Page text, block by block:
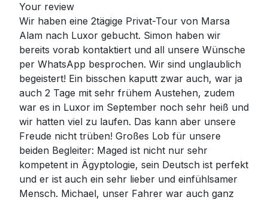
Your review
Wir haben eine 2tägige Privat-Tour von Marsa
Alam nach Luxor gebucht. Simon haben wir
bereits vorab kontaktiert und all unsere Wünsche
per WhatsApp besprochen. Wir sind unglaublich
begeistert! Ein bisschen kaputt zwar auch, war ja
auch 2 Tage mit sehr frühem Austehen, zudem
war es in Luxor im September noch sehr heiß und
wir hatten viel zu laufen. Das kann aber unsere
Freude nicht trüben! Großes Lob für unsere
beiden Begleiter: Maged ist nicht nur sehr
kompetent in Ägyptologie, sein Deutsch ist perfekt
und er ist auch ein sehr lieber und einfühlsamer
Mensch. Michael, unser Fahrer war auch ganz